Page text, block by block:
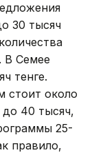
30 тысяч
В Семее
тенге.
стоит около
40 тысяч,
25-
правило,